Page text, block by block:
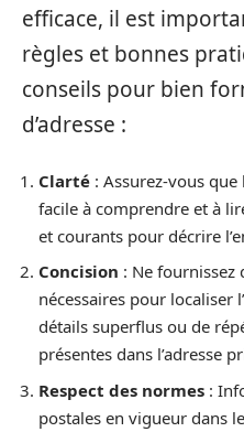
efficace, il est
règles et bonnes
conseils pour bien
d’adresse :
Clarté : Assurez-vous que
facile à comprendre et à
et courants pour décrire
Concision : Ne
nécessaires pour localiser
détails superflus ou de
présentes dans l’adresse
Respect des normes :
postales en vigueur dans